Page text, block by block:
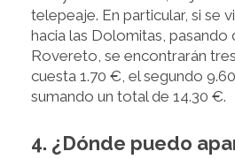
telepeaje. En particular, si se
hacia las Dolomitas, pasando
Rovereto, se encontrarán
cuesta 1.70 €, el segundo
sumando un total de 14.30 €.
4. ¿Dónde puedo